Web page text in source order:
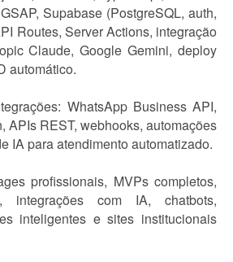
Supabase (PostgreSQL, auth,
Routes, Server Actions, integração
Claude, Google Gemini, deploy
automático.
WhatsApp Business API,
APIs REST, webhooks, automações
IA para atendimento automatizado.
profissionais, MVPs completos,
integrações com IA, chatbots,
inteligentes e sites institucionais